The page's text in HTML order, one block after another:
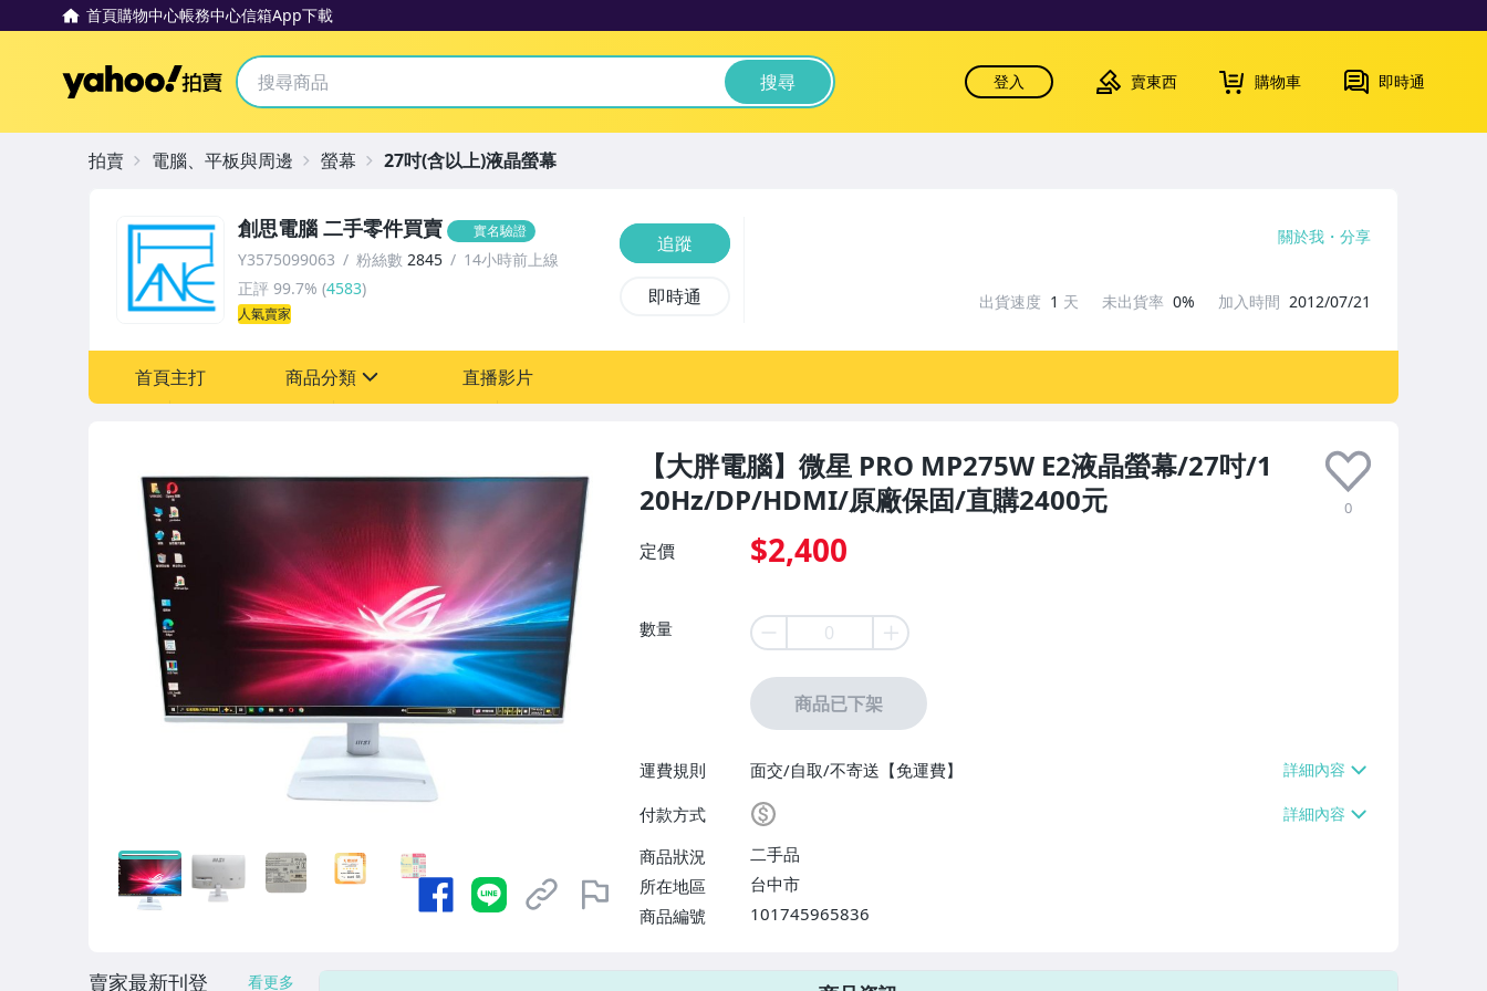
首頁購物中心帳務中心信箱App下載
Yahoo拍賣 搜尋 登入 賣東西 購物車 即時通
【大胖電腦】微星 PRO MP275W E2液晶螢幕/27吋/1
20Hz/DP/HDMI/原廠保固/直購2400元
0
定價 $2,400
數量
商品已下架
運費規則
面交/自取/不寄送【免運費】
付款方式
商品狀況
二手品
所在地區
台中市
商品編號
101745965836
創思電腦 二手零件買賣 實名驗證
Y3575099063 粉絲數 2845
14小時前上線
正評 99.7% (4583)
人氣賣家
追蹤
即時通
關於我 分享
出貨速度 1 天 未出貨率 0% 加入時間 2012/07/21
首頁主打 商品分類
電玩遊戲與主機
直播影片
拍賣 電腦、平板與周邊 螢幕 27吋(含以上)液晶螢幕
賣家最新刊登 看更多